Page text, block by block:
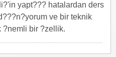
yapt??? hatalardan ders
ve bir teknik
?nemli bir ?zellik.